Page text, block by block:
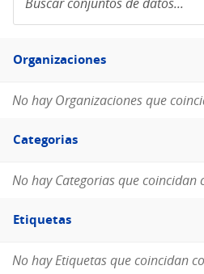
conjuntos
de
Filtro
Organizaciones
Organizaciones
No hay Organizaciones que
Filtro
Categorias
Categorias
No hay Categorias que coincidan
Filtro
Etiquetas
Etiquetas
No hay Etiquetas que coincidan